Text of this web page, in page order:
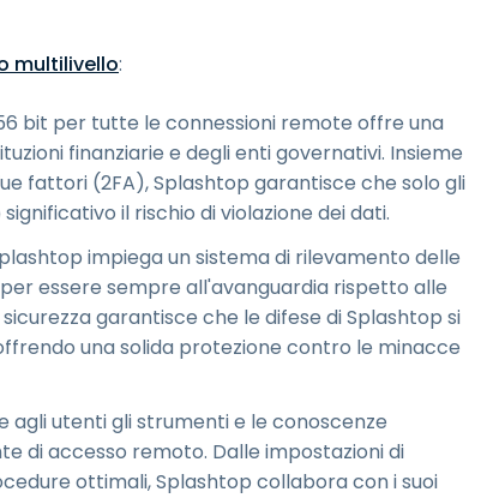
multilivello:
bit per tutte le connessioni remote offre una
finanziarie e degli enti governativi. Insieme
fattori (2FA), Splashtop garantisce che solo gli
il rischio di violazione dei dati.
impiega un sistema di rilevamento delle
essere sempre all'avanguardia rispetto alle
garantisce che le difese di Splashtop si
una solida protezione contro le minacce
agli utenti gli strumenti e le conoscenze
di accesso remoto. Dalle impostazioni di
ottimali, Splashtop collabora con i suoi